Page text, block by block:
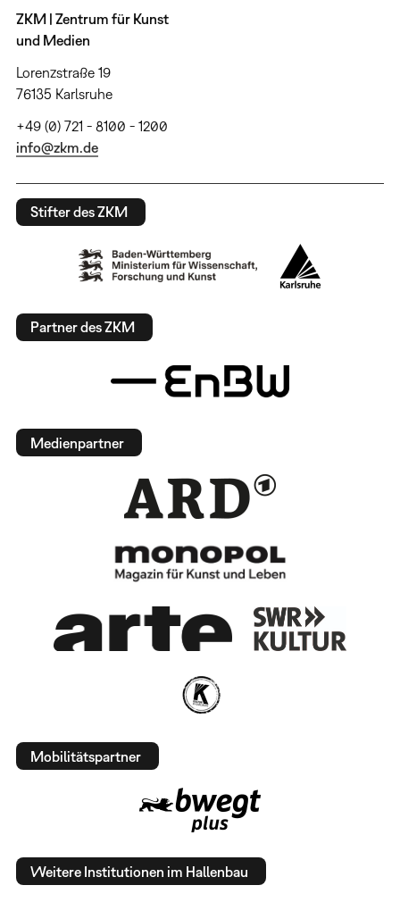
ZKM | Zentrum für Kunst
und Medien
Lorenzstraße 19
76135 Karlsruhe
+49 (0) 721 - 8100 - 1200
info@zkm.de
Stifter des ZKM
Partner des ZKM
Medienpartner
Mobilitätspartner
Weitere Institutionen im Hallenbau